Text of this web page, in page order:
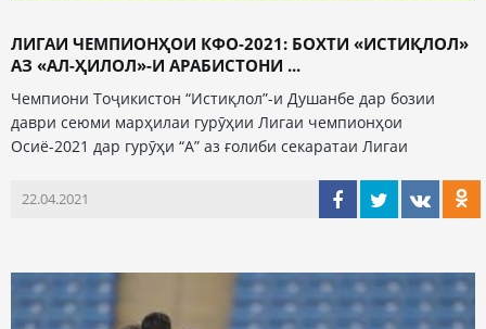
ЛИГАИ ЧЕМПИОНҲОИ КФО-2021: БОХТИ «ИСТИҚЛОЛ»
АЗ «АЛ-ҲИЛОЛ»-И АРАБИСТОНИ ...
Чемпиони Тоҷикистон “Истиқлол”-и Душанбе дар бозии
даври сеюми марҳилаи гурӯҳии Лигаи чемпионҳои
Осиё-2021 дар гурӯҳи “А” аз ғолиби секаратаи Лигаи
22.04.2021